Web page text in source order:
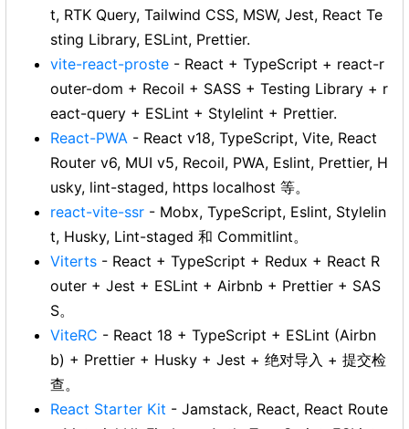
t, RTK Query, Tailwind CSS, MSW, Jest, React Te
sting Library, ESLint, Prettier.
vite-react-proste - React + TypeScript + react-r
outer-dom + Recoil + SASS + Testing Library + r
eact-query + ESLint + Stylelint + Prettier.
React-PWA - React v18, TypeScript, Vite, React
Router v6, MUI v5, Recoil, PWA, Eslint, Prettier, H
usky, lint-staged, https localhost 等。
react-vite-ssr - Mobx, TypeScript, Eslint, Stylelin
t, Husky, Lint-staged 和 Commitlint。
Viterts - React + TypeScript + Redux + React R
outer + Jest + ESLint + Airbnb + Prettier + SAS
S。
ViteRC - React 18 + TypeScript + ESLint (Airbn
b) + Prettier + Husky + Jest + 绝对导入 + 提交检
查。
React Starter Kit - Jamstack, React, React Route